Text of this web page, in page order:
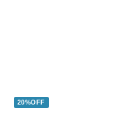
20%OFF